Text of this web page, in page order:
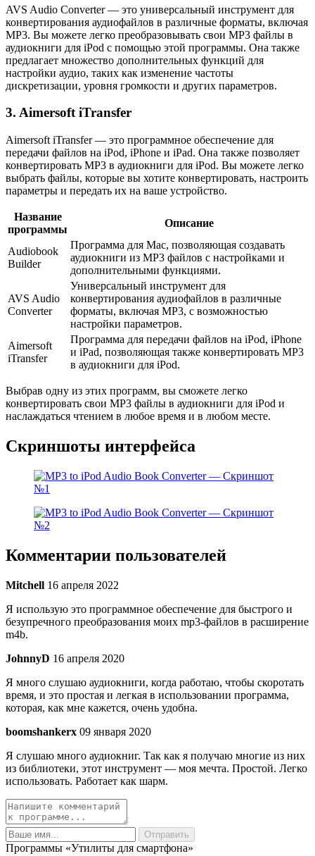
AVS Audio Converter — это универсальный инструмент для
конвертирования аудиофайлов в различные форматы, включая
MP3. Вы можете легко преобразовывать свои MP3 файлы в
аудиокниги для iPod с помощью этой программы. Она также
предлагает множество дополнительных функций для
настройки аудио, таких как изменение частоты
дискретизации, уровня громкости и других параметров.
3. Aimersoft iTransfer
Aimersoft iTransfer — это программное обеспечение для
передачи файлов на iPod, iPhone и iPad. Она также позволяет
конвертировать MP3 в аудиокниги для iPod. Вы можете легко
выбрать файлы, которые вы хотите конвертировать, настроить
параметры и передать их на ваше устройство.
Название
программы
Описание
Audiobook
Builder
Программа для Mac, позволяющая создавать
аудиокниги из MP3 файлов с настройками и
дополнительными функциями.
AVS Audio
Converter
Универсальный инструмент для
конвертирования аудиофайлов в различные
форматы, включая MP3, с возможностью
настройки параметров.
Aimersoft
iTransfer
Программа для передачи файлов на iPod, iPhone
и iPad, позволяющая также конвертировать MP3
в аудиокниги для iPod.
Выбрав одну из этих программ, вы сможете легко
конвертировать свои MP3 файлы в аудиокниги для iPod и
наслаждаться чтением в любое время и в любом месте.
Скриншоты интерфейса
Комментарии пользователей
Mitchell 16 апреля 2022
Я использую это программное обеспечение для быстрого и
безупречного преобразования моих mp3-файлов в расширение
m4b.
JohnnyD 16 апреля 2020
Я много слушаю аудиокниги, когда работаю, чтобы скоротать
время, и это простая и легкая в использовании программа,
которая, как мне кажется, очень удобна.
boomshankerx 09 января 2020
Я слушаю много аудиокниг. Так как я получаю многие из них
из библиотеки, этот инструмент — моя мечта. Простой. Легко
использовать. Работает как шарм.
Программы «Утилиты для смартфона»